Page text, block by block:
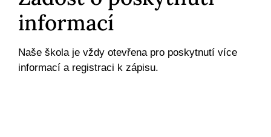
informací
Naše škola je vždy otevřena pro poskytnutí více
informací a registraci k zápisu.